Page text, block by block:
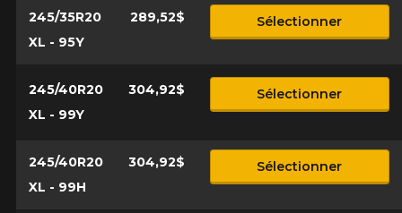
245/35R20
XL - 95Y
289,52$ Sélectionner
245/40R20
XL - 99Y
304,92$ Sélectionner
245/40R20
XL - 99H
304,92$ Sélectionner